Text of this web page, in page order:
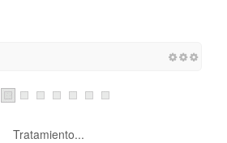
Tratamiento...